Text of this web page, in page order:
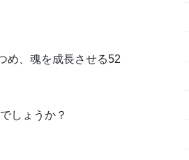
め、魂を成長させる52
しょうか？